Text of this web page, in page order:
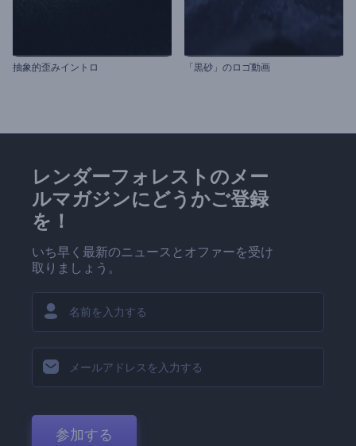
抽象的歪みイントロ 「黒砂」のロゴ動画
レンダーフォレストのメー
ルマガジンにどうかご登録
を！
いち早く最新のニュースとオファーを受け
取りましょう。
参加する